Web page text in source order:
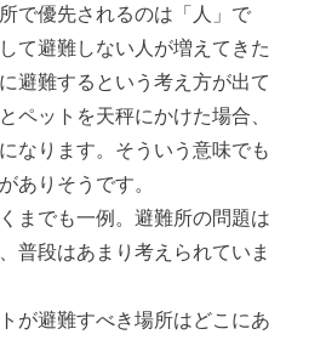
で優先されるのは「人」で
て避難しない人が増えてきた
避難するという考え方が出て
ペットを天秤にかけた場合、
なります。そういう意味でも
ありそうです。
までも一例。避難所の問題は
普段はあまり考えられていま
が避難すべき場所はどこにあ